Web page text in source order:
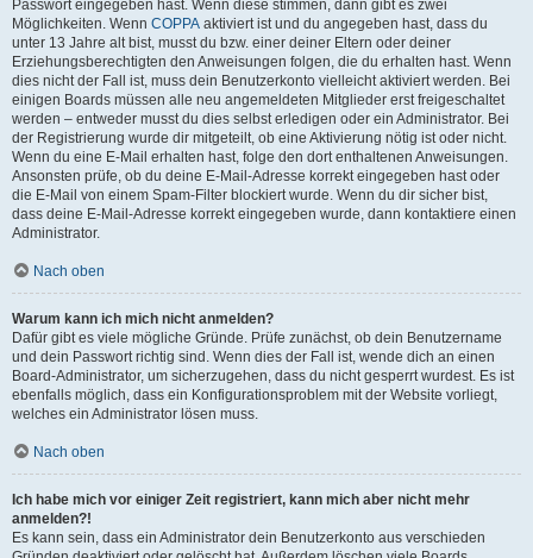
Passwort eingegeben hast. Wenn diese stimmen, dann gibt es zwei
Möglichkeiten. Wenn COPPA aktiviert ist und du angegeben hast, dass du
unter 13 Jahre alt bist, musst du bzw. einer deiner Eltern oder deiner
Erziehungsberechtigten den Anweisungen folgen, die du erhalten hast. Wenn
dies nicht der Fall ist, muss dein Benutzerkonto vielleicht aktiviert werden. Bei
einigen Boards müssen alle neu angemeldeten Mitglieder erst freigeschaltet
werden – entweder musst du dies selbst erledigen oder ein Administrator. Bei
der Registrierung wurde dir mitgeteilt, ob eine Aktivierung nötig ist oder nicht.
Wenn du eine E-Mail erhalten hast, folge den dort enthaltenen Anweisungen.
Ansonsten prüfe, ob du deine E-Mail-Adresse korrekt eingegeben hast oder
die E-Mail von einem Spam-Filter blockiert wurde. Wenn du dir sicher bist,
dass deine E-Mail-Adresse korrekt eingegeben wurde, dann kontaktiere einen
Administrator.
Nach oben
Warum kann ich mich nicht anmelden?
Dafür gibt es viele mögliche Gründe. Prüfe zunächst, ob dein Benutzername
und dein Passwort richtig sind. Wenn dies der Fall ist, wende dich an einen
Board-Administrator, um sicherzugehen, dass du nicht gesperrt wurdest. Es ist
ebenfalls möglich, dass ein Konfigurationsproblem mit der Website vorliegt,
welches ein Administrator lösen muss.
Nach oben
Ich habe mich vor einiger Zeit registriert, kann mich aber nicht mehr
anmelden?!
Es kann sein, dass ein Administrator dein Benutzerkonto aus verschieden